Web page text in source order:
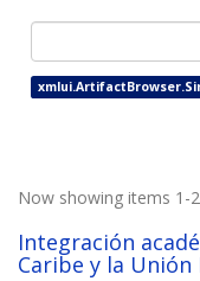
Now showing items 1-
Integración
Caribe y la Unión